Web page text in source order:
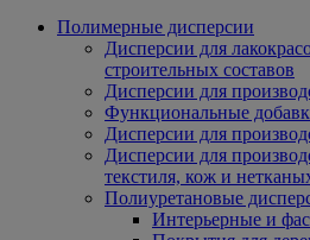
Полимерные дисперсии
Дисперсии для
строительных составов
Дисперсии для
Функциональные
Дисперсии для
Дисперсии для
текстиля, кож и
Полиуретановые
Интерьерные и